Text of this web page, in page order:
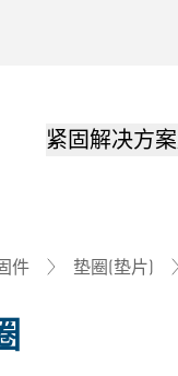
紧固解决方案
件 垫圈(垫片)